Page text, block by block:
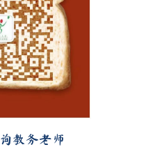
教务老师